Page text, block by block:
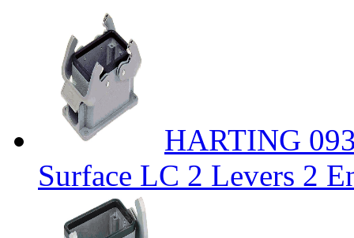
HARTING
Surface LC 2 Levers 2